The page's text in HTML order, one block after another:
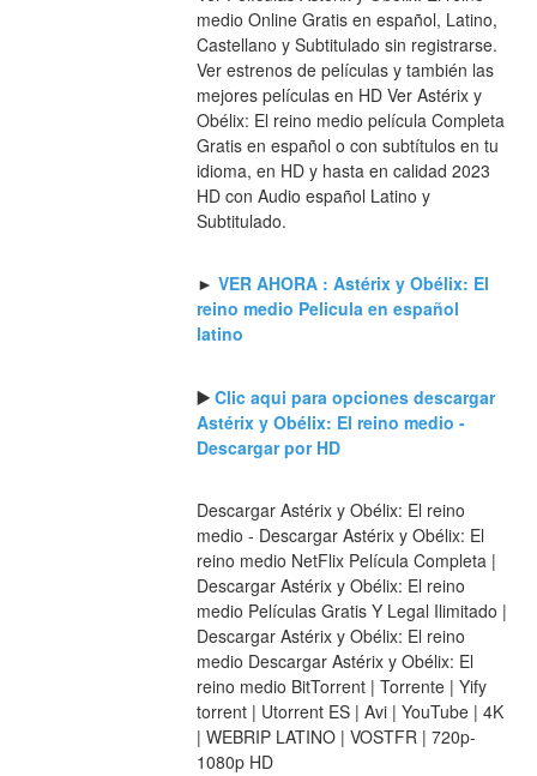
medio Online Gratis en español, Latino,
Castellano y Subtitulado sin registrarse.
Ver estrenos de películas y también las
mejores películas en HD Ver Astérix y
Obélix: El reino medio película Completa
Gratis en español o con subtítulos en tu
idioma, en HD y hasta en calidad 2023
HD con Audio español Latino y
Subtitulado.
► VER AHORA : Astérix y Obélix: El
reino medio Pelicula en español
latino
▶️ Clic aqui para opciones descargar
Astérix y Obélix: El reino medio -
Descargar por HD
Descargar Astérix y Obélix: El reino
medio - Descargar Astérix y Obélix: El
reino medio NetFlix Película Completa |
Descargar Astérix y Obélix: El reino
medio Películas Gratis Y Legal Ilimitado |
Descargar Astérix y Obélix: El reino
medio Descargar Astérix y Obélix: El
reino medio BitTorrent | Torrente | Yify
torrent | Utorrent ES | Avi | YouTube | 4K
| WEBRIP LATINO | VOSTFR | 720p-
1080p HD